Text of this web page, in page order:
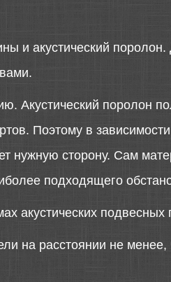
и акустический
Акустический поролон
Поэтому в
нужную сторону. Сам
подходящего
акустических подвесных
на расстоянии не менее,